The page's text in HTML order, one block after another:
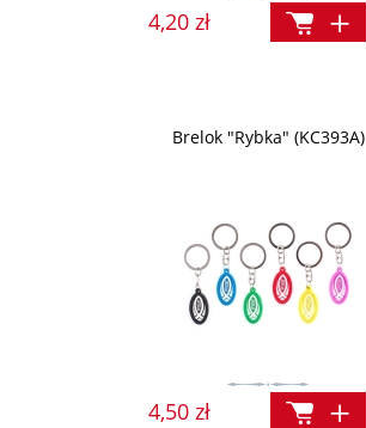
4,20 zł
Brelok "Rybka" (KC393A)
4,50 zł